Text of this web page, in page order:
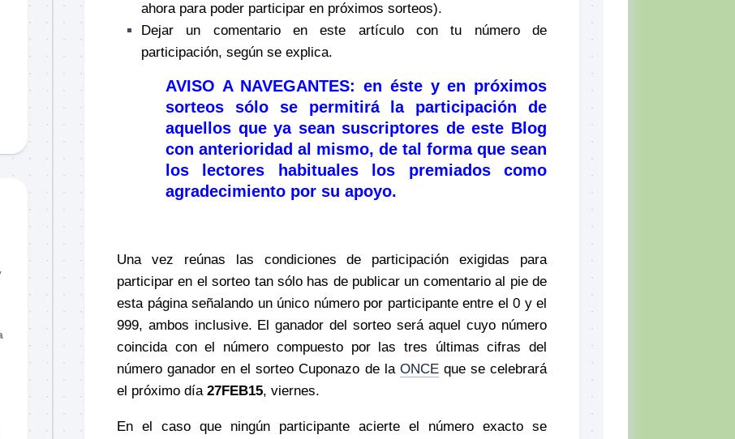
ahora para poder participar en próximos sorteos).
Dejar un comentario en este artículo con tu número de
participación, según se explica.
AVISO A NAVEGANTES: en éste y en próximos
sorteos sólo se permitirá la participación de
aquellos que ya sean suscriptores de este Blog
con anterioridad al mismo, de tal forma que sean
los lectores habituales los premiados como
agradecimiento por su apoyo.
Una vez reúnas las condiciones de participación exigidas para
participar en el sorteo tan sólo has de publicar un comentario al pie de
esta página señalando un único número por participante entre el 0 y el
999, ambos inclusive. El ganador del sorteo será aquel cuyo número
coincida con el número compuesto por las tres últimas cifras del
número ganador en el sorteo Cuponazo de la ONCE que se celebrará
el próximo día 27FEB15, viernes.
En el caso que ningún participante acierte el número exacto se